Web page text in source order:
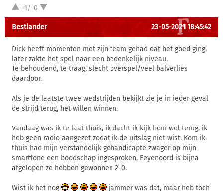
+1/-0
Bestlander 23-05-2021 18:45:42
Dick heeft momenten met zijn team gehad dat het goed ging,
later zakte het spel naar een bedenkelijk niveau.
Te behoudend, te traag, slecht overspel/veel balverlies
daardoor.
Als je de laatste twee wedstrijden bekijkt zie je in ieder geval
de strijd terug, het willen winnen.
Vandaag was ik te laat thuis, ik dacht ik kijk hem wel terug, ik
heb geen radio aangezet zodat ik de uitslag niet wist. Kom ik
thuis had mijn verstandelijk gehandicapte zwager op mijn
smartfone een boodschap ingesproken, Feyenoord is bijna
afgelopen ze hebben gewonnen 2-0.
Wist ik het nog jammer was dat, maar heb toch